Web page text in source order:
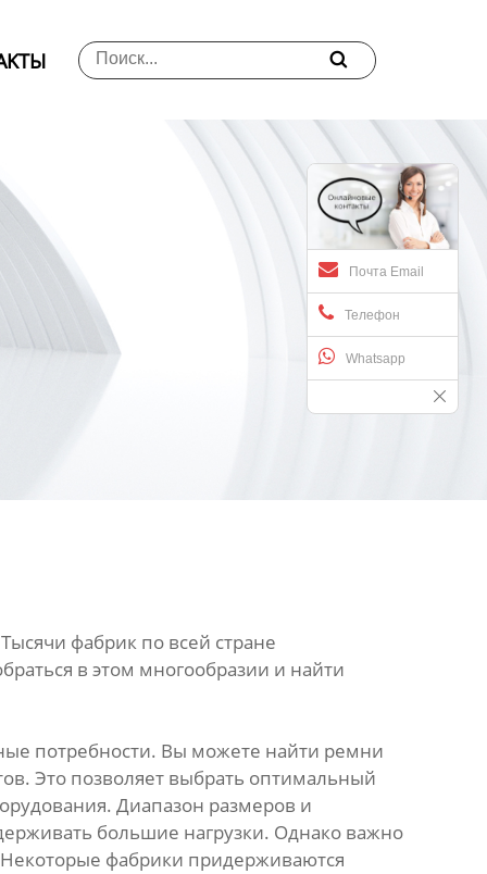

Почта Email
Телефон
Whatsapp
фабрик по всей стране
в этом многообразии и найти
потребности. Вы можете найти ремни
Это позволяет выбрать оптимальный
Диапазон размеров и
большие нагрузки. Однако важно
фабрики придерживаются